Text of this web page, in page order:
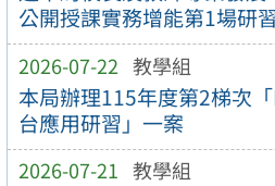
公開授課實務增能第1場研
2026-07-22 教學組
本局辦理115年度第2梯次
台應用研習」一案
2026-07-21 教學組